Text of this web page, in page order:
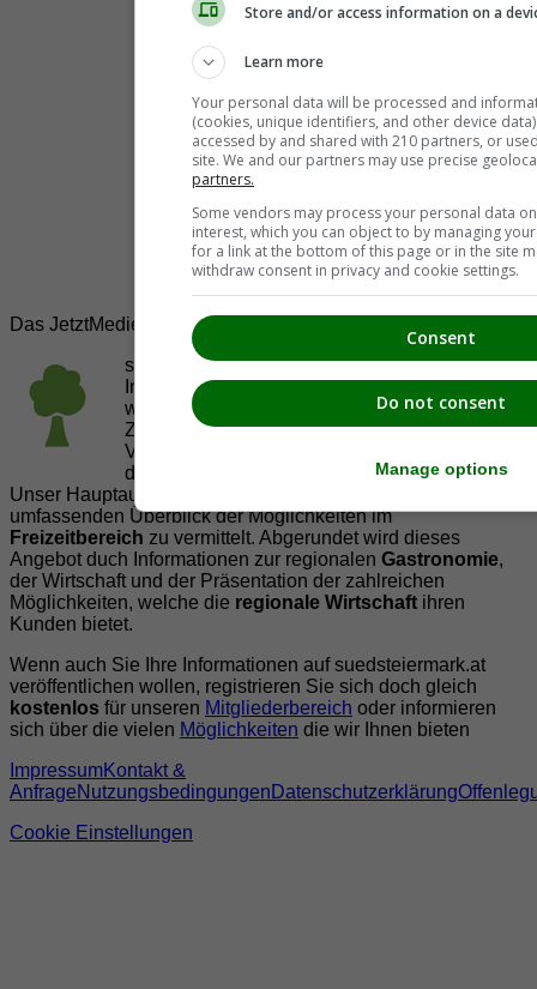
Das JetztMedien.com Medien Netzwerk
suedsteiermark.at ist eine von vielen
Internetadressen derJetztMedien.com Medien,
welche es sich zur Aufgabe gemacht hat, in
Zusammenarbeit mit regionalen Firmen,
Vereinen und Institutionen die
der Region Südsteiermark zu präsentieren.
Unser Hauptaugenmerk liegt dabei, der Bevölkerung einen
umfassenden Überblick der Möglichkeiten im
Freizeitbereich zu vermittelt. Abgerundet wird dieses
Angebot duch Informationen zur regionalen Gastronomie,
der Wirtschaft und der Präsentation der zahlreichen
Möglichkeiten, welche die regionale Wirtschaft ihren
Kunden bietet.
Wenn auch Sie Ihre Informationen auf suedsteiermark.at
veröffentlichen wollen, registrieren Sie sich doch gleich
kostenlos für unseren Mitgliederbereich oder informieren
sich über die vielen Möglichkeiten die wir Ihnen bieten
ImpressumKontakt &
AnfrageNutzungsbedingungen Datenschutzerklärung
Cookie Einstellungen
Store and/or access information on a
Learn more
Your personal data will be processed and
(cookies, unique identifiers, and other device
accessed by and shared with 210 partners, or
site. We and our partners may use precise
partners.
Some vendors may process your personal data
interest, which you can object to by managing
for a link at the bottom of this page or in the site
withdraw consent in privacy and cookie settings.
Consent
Do not consent
Manage options